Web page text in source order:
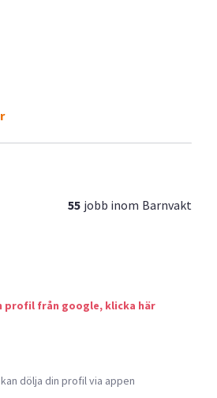
55 jobb inom Barnvakt
profil från google, klicka här
dölja din profil via appen